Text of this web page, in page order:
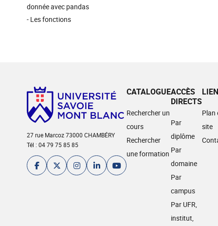
donnée avec pandas
- Les fonctions
27 rue Marcoz 73000 CHAMBÉRY
Tél : 04 79 75 85 85
CATALOGUE
Rechercher un
cours
Rechercher
une formation
ACCÈS
DIRECTS
Par
diplôme
Par
domaine
Par
campus
Par UFR,
institut,
Plan
site